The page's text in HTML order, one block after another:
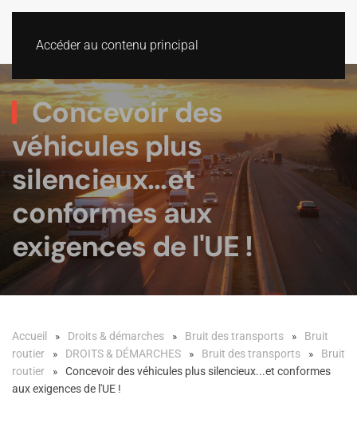
Accéder au contenu principal
Concevoir des
véhicules plus
silencieux...et
conformes aux
exigences de l'UE !
Accueil Droits & démarches Bruit des transports
Bruit
routier
DROITS & DÉMARCHES Bruit des transports
Bruit
routier
Concevoir des véhicules plus silencieux...et conformes
aux exigences de l'UE !